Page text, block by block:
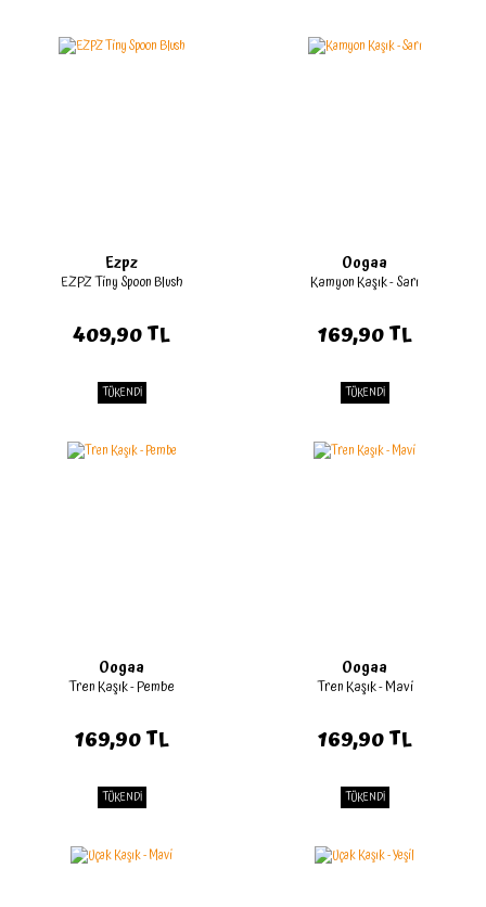
Ezpz
EZPZ Tiny Spoon Blush
409,90 TL
TÜKENDİ
Oogaa
Kamyon Kaşık - Sarı
169,90 TL
TÜKENDİ
Oogaa
Tren Kaşık - Pembe
169,90 TL
TÜKENDİ
Oogaa
Tren Kaşık - Mavi
169,90 TL
TÜKENDİ